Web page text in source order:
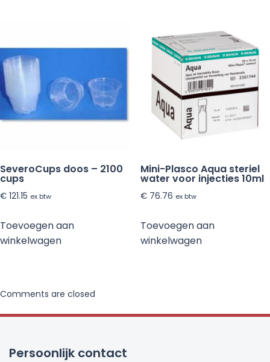
SeveroCups doos – 2100
cups
€ 121.15 ex btw
Toevoegen aan
winkelwagen
Mini-Plasco Aqua steriel
water voor injecties 10ml
€76.76 ex btw
Toevoegen aan
winkelwagen
Comments are closed
Persoonlijk contact